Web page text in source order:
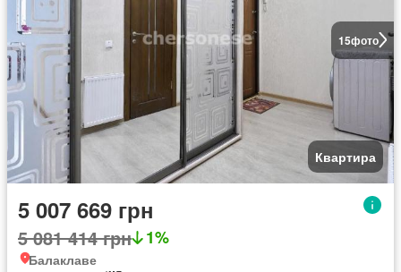
15фото
Квартира
5 007 669 грн
5 081 414 грн 1%
Балаклаве